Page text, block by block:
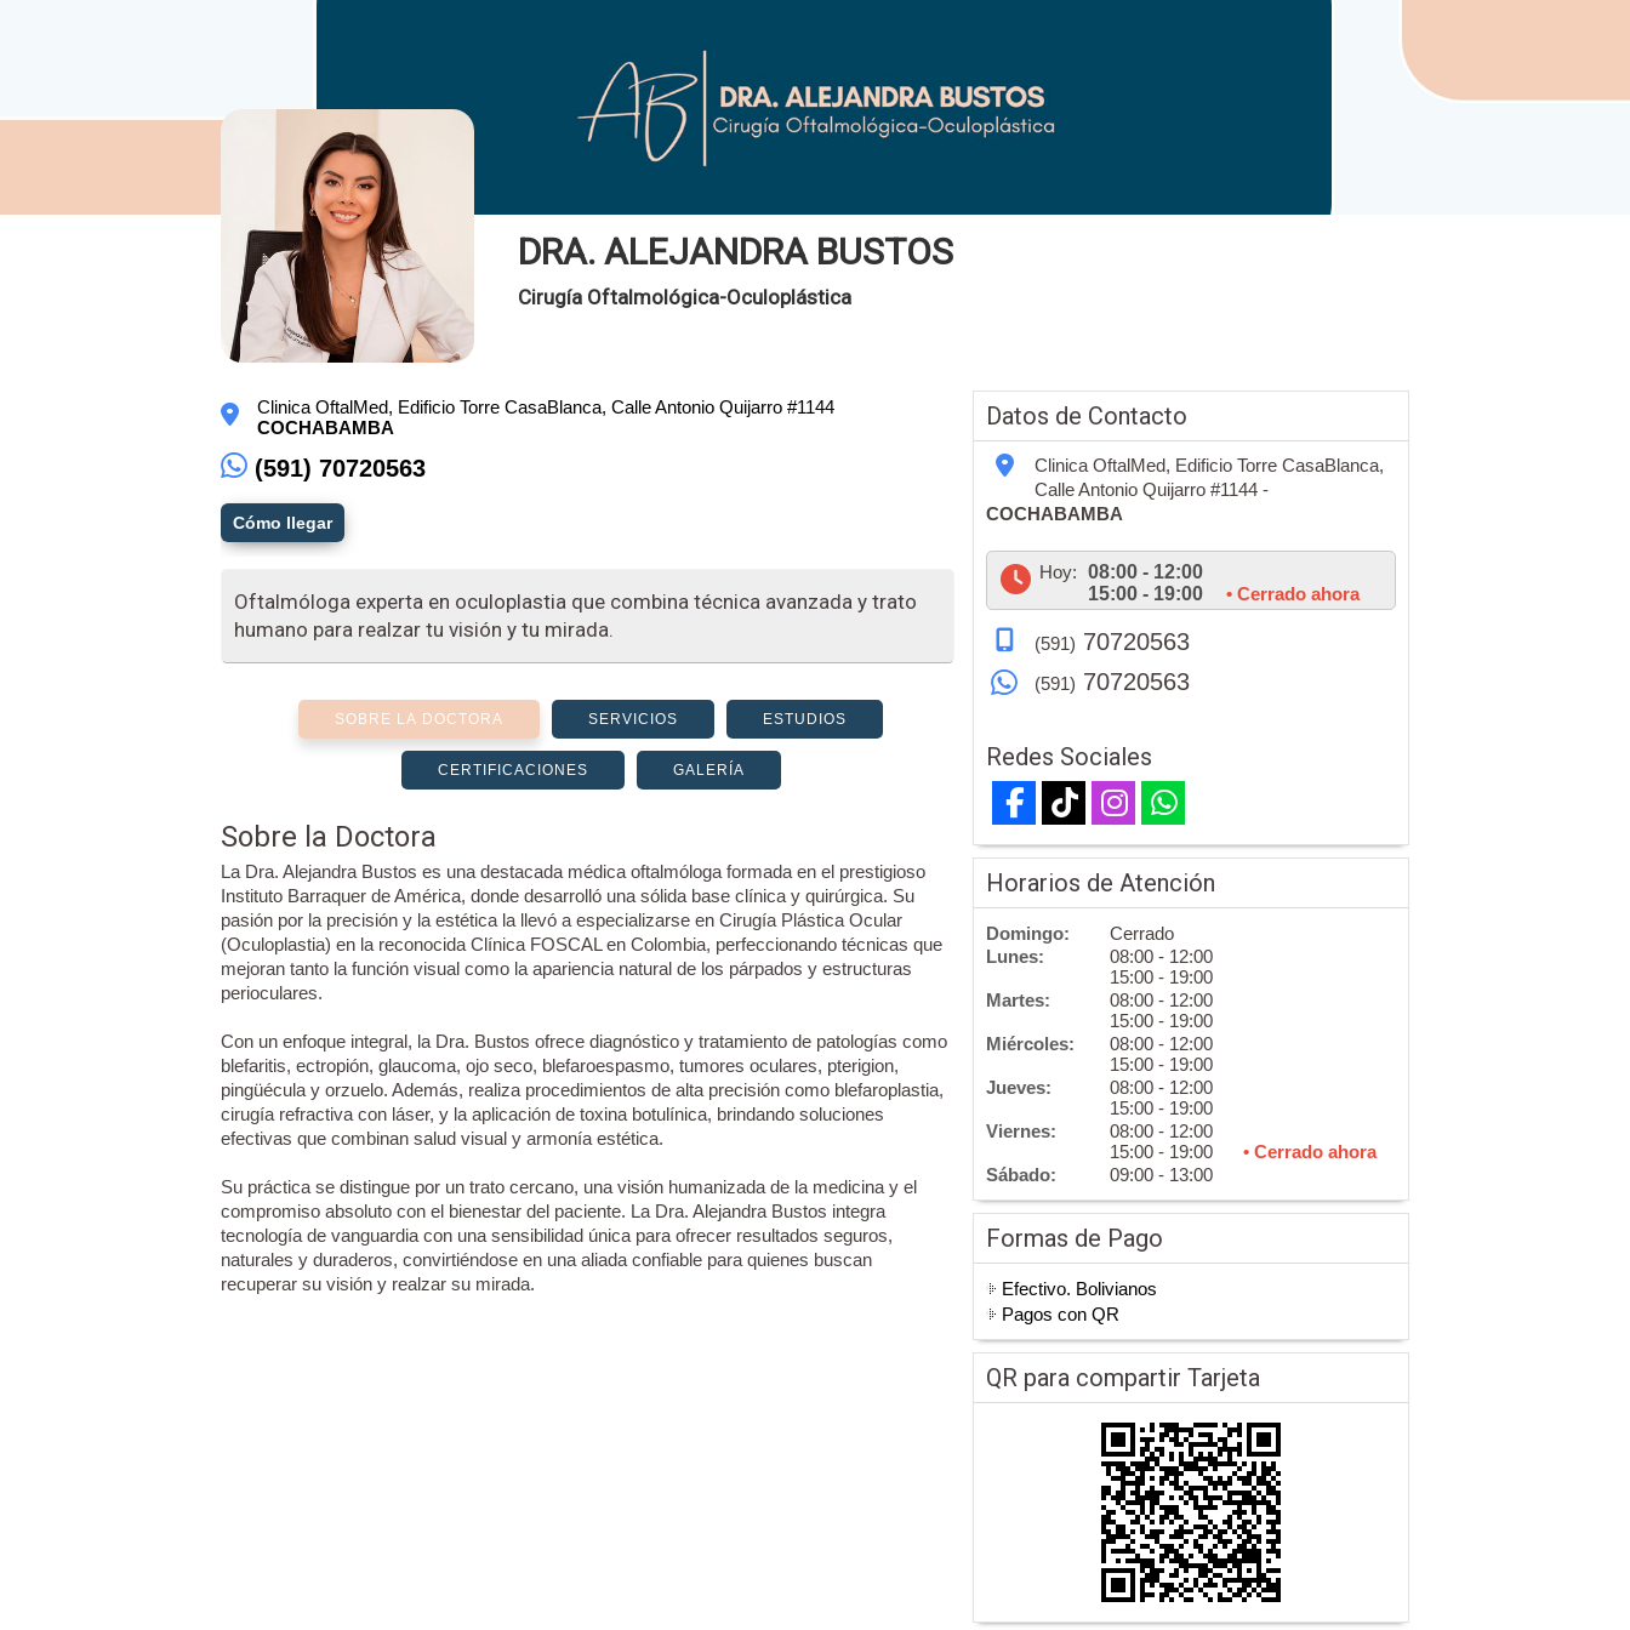
DRA. ALEJANDRA BUSTOS
Cirugía Oftalmológica-Oculoplástica
Clinica OftalMed, Edificio Torre CasaBlanca, Calle Antonio Quijarro #1144
COCHABAMBA
(591) 70720563
Cómo llegar
Oftalmóloga experta en oculoplastia que combina técnica avanzada y trato
humano para realzar tu visión y tu mirada.
SOBRE LA DOCTORA SERVICIOS ESTUDIOS
CERTIFICACIONES GALERÍA
Sobre la Doctora
La Dra. Alejandra Bustos es una destacada médica oftalmóloga formada en el prestigioso
Instituto Barraquer de América, donde desarrolló una sólida base clínica y quirúrgica. Su
pasión por la precisión y la estética la llevó a especializarse en Cirugía Plástica Ocular
(Oculoplastia) en la reconocida Clínica FOSCAL en Colombia, perfeccionando técnicas que
mejoran tanto la función visual como la apariencia natural de los párpados y estructuras
perioculares.
Con un enfoque integral, la Dra. Bustos ofrece diagnóstico y tratamiento de patologías como
blefaritis, ectropión, glaucoma, ojo seco, blefaroespasmo, tumores oculares, pterigion,
pingüécula y orzuelo. Además, realiza procedimientos de alta precisión como blefaroplastia,
cirugía refractiva con láser, y la aplicación de toxina botulínica, brindando soluciones
efectivas que combinan salud visual y armonía estética.
Su práctica se distingue por un trato cercano, una visión humanizada de la medicina y el
compromiso absoluto con el bienestar del paciente. La Dra. Alejandra Bustos integra
tecnología de vanguardia con una sensibilidad única para ofrecer resultados seguros,
naturales y duraderos, convirtiéndose en una aliada confiable para quienes buscan
recuperar su visión y realzar su mirada.
Datos de Contacto
Clinica OftalMed, Edificio Torre CasaBlanca,
Calle Antonio Quijarro #1144 -
COCHABAMBA
Hoy: 08:00 - 12:00
15:00 - 19:00
• Cerrado ahora
(591) 70720563
(591) 70720563
Redes Sociales
Horarios de Atención
Domingo:
Cerrado
Lunes:
08:00 - 12:00
15:00 - 19:00
Martes:
08:00 - 12:00
15:00 - 19:00
Miércoles:
08:00 - 12:00
15:00 - 19:00
Jueves:
08:00 - 12:00
15:00 - 19:00
Viernes:
08:00 - 12:00
15:00 - 19:00
• Cerrado ahora
Sábado:
09:00 - 13:00
Formas de Pago
Efectivo. Bolivianos
Pagos con QR
QR para compartir Tarjeta